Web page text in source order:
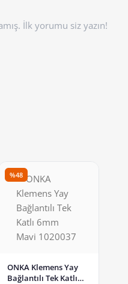
İlk yorumu siz yazın!
%48
ONKA Klemens Yay
Bağlantılı Tek Katlı